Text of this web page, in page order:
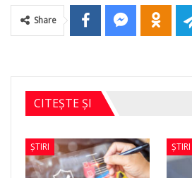
Share
CITEȘTE ȘI
ȘTIRI ȘTIRI